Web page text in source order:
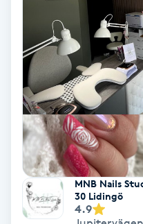
Ansiktsbehandling
Babylights
Balayage
Bambumassage
Barber
MNB Nails
30 Lidingö
4.9